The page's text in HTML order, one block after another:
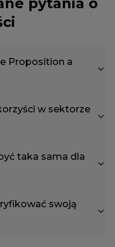
Proposition a
w sektorze
taka sama dla
swoją